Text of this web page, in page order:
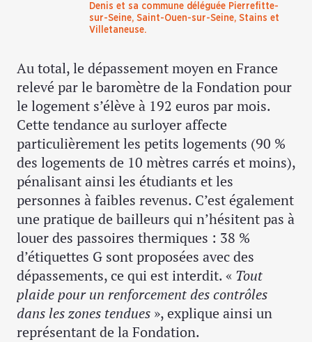
Denis et sa commune déléguée Pierrefitte-
sur-Seine, Saint-Ouen-sur-Seine, Stains et
Villetaneuse.
Au total, le dépassement moyen en France
relevé par le baromètre de la Fondation pour
le logement s’élève à 192 euros par mois.
Cette tendance au surloyer affecte
particulièrement les petits logements (90 %
des logements de 10 mètres carrés et moins),
pénalisant ainsi les étudiants et les
personnes à faibles revenus. C’est également
une pratique de bailleurs qui n’hésitent pas à
louer des passoires thermiques : 38 %
d’étiquettes G sont proposées avec des
dépassements, ce qui est interdit. « Tout
plaide pour un renforcement des contrôles
dans les zones tendues », explique ainsi un
représentant de la Fondation.